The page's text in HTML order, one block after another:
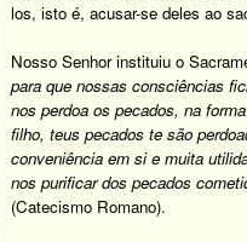
los, isto é, acusar-se deles ao
Nosso Senhor instituiu o
para que nossas consciências
nos perdoa os pecados, na
filho, teus pecados te são
conveniência em si e muita
nos purificar dos pecados
(Catecismo Romano).